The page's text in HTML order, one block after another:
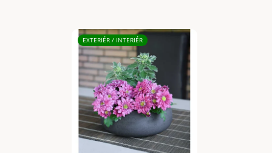
EXTERIÉR / INTERIÉR